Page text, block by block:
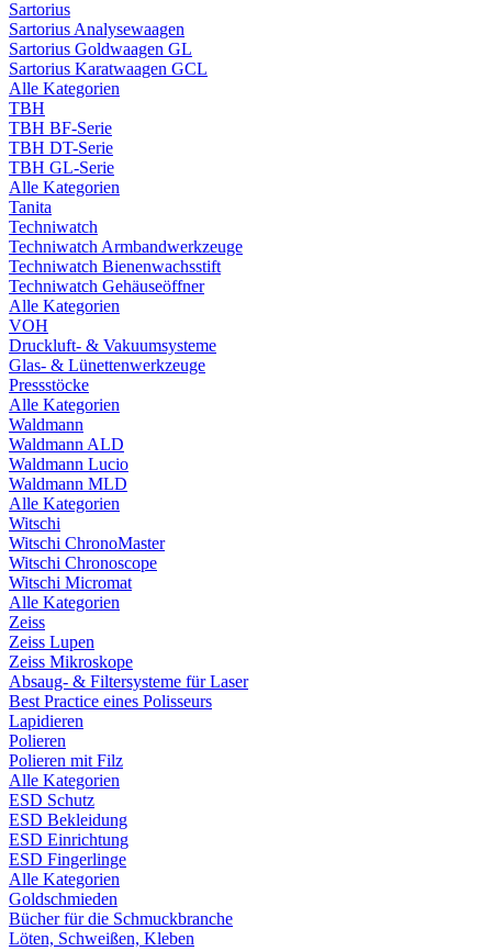
Sartorius
Sartorius Analysewaagen
Sartorius Goldwaagen GL
Sartorius Karatwaagen GCL
Alle Kategorien
TBH
TBH BF-Serie
TBH DT-Serie
TBH GL-Serie
Alle Kategorien
Tanita
Techniwatch
Techniwatch Armbandwerkzeuge
Techniwatch Bienenwachsstift
Techniwatch Gehäuseöffner
Alle Kategorien
VOH
Druckluft- & Vakuumsysteme
Glas- & Lünettenwerkzeuge
Pressstöcke
Alle Kategorien
Waldmann
Waldmann ALD
Waldmann Lucio
Waldmann MLD
Alle Kategorien
Witschi
Witschi ChronoMaster
Witschi Chronoscope
Witschi Micromat
Alle Kategorien
Zeiss
Zeiss Lupen
Zeiss Mikroskope
Absaug- & Filtersysteme für Laser
Best Practice eines Polisseurs
Lapidieren
Polieren
Polieren mit Filz
Alle Kategorien
ESD Schutz
ESD Bekleidung
ESD Einrichtung
ESD Fingerlinge
Alle Kategorien
Goldschmieden
Bücher für die Schmuckbranche
Löten, Schweißen, Kleben